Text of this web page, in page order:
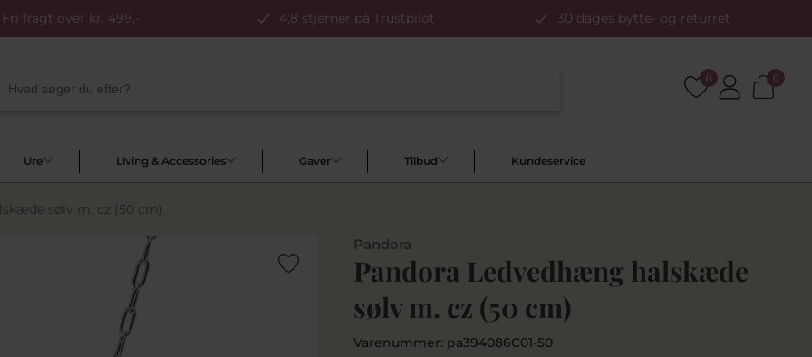
Fri fragt over kr. 499,- 4,8 stjerner på Trustpilot 30 dages bytte- og returret
0 0
Ure Living & Accessories Gaver Tilbud Kundeservice
sølv m. cz (50 cm)
Pandora
Pandora Ledvedhæng halskæde
sølv m. cz (50 cm)
Varenummer: pa394086C01-50